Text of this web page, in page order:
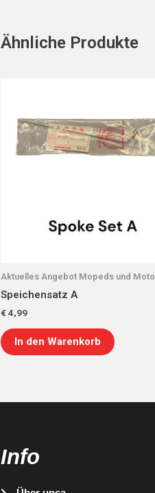
Ähnliche Produkte
Aktuelles Angebot Mopeds und
Speichensatz A
€4,99
In den Warenkorb
Info